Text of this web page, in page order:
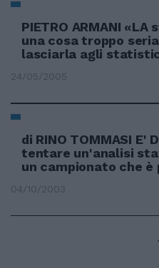
PIETRO ARMANI
una cosa troppo
lasciarla agli
24/05/2005
di RINO TOMMASI E'
tentare un'analisi
un campionato che è
04/10/2003